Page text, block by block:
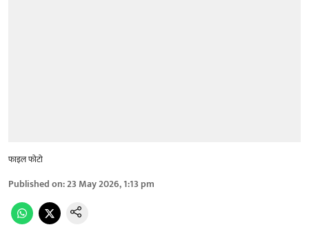
फाइल फोटो
Published on:23 May 2026, 1:13 pm